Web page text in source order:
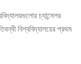
চ্যান্সেলর
বিশ্ববিদ্যালয়ের প্রথম